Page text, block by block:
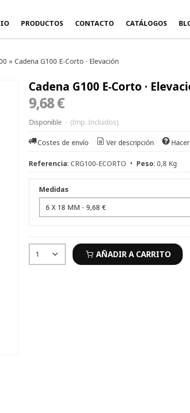
PRODUCTOS CONTACTO CATÁLOGOS
» Cadena G100 E‑Corto · Elevación
Cadena G100 E‑Corto ·
9,68 €
Disponible - (Imp. Incluidos)
Costes de envío Ver descripción
Referencia: CRG100‑ECORTO • Peso: 0,8 Kg
Medidas
AÑADIR A CARRITO